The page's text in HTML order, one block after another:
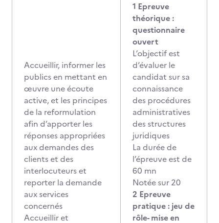
Accueillir, informer les
publics en mettant en
œuvre une écoute
active, et les principes
de la reformulation
afin d’apporter les
réponses appropriées
aux demandes des
clients et des
interlocuteurs et
reporter la demande
aux services
concernés
Accueillir et
1 Epreuve
théorique :
questionnaire
ouvert
L’objectif est
d’évaluer le
candidat sur sa
connaissance
des procédures
administratives
des structures
juridiques
La durée de
l’épreuve est de
60 mn
Notée sur 20
2 Epreuve
pratique : jeu de
rôle- mise en